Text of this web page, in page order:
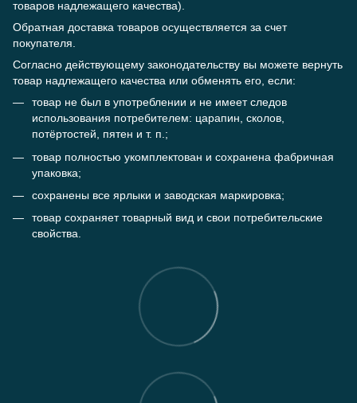
товаров надлежащего качества).
Обратная доставка товаров осуществляется за счет
покупателя.
Согласно действующему законодательству вы можете вернуть
товар надлежащего качества или обменять его, если:
товар не был в употреблении и не имеет следов
использования потребителем: царапин, сколов,
потёртостей, пятен и т. п.;
товар полностью укомплектован и сохранена фабричная
упаковка;
сохранены все ярлыки и заводская маркировка;
товар сохраняет товарный вид и свои потребительские
свойства.